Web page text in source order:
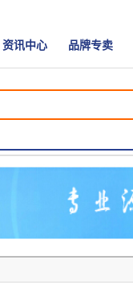
资讯中心 品牌专卖